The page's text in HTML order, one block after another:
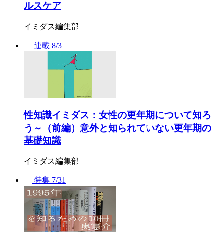
ルスケア
イミダス編集部
連載 8/3
性知識イミダス：女性の更年期について知ろ
う～（前編）意外と知られていない更年期の
基礎知識
イミダス編集部
特集 7/31